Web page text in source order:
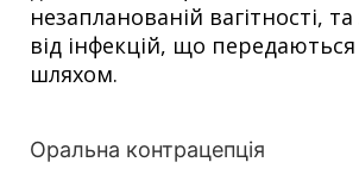
незапланованій вагітності,
від інфекцій, що
шляхом.
Оральна контрацепція